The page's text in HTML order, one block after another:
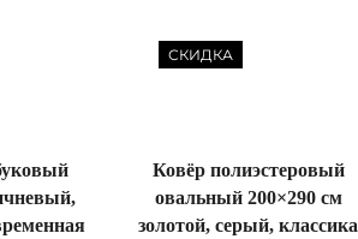
СКИДКА
Ковёр полиэстеровый
овальный 200×290 см
золотой, серый, классика